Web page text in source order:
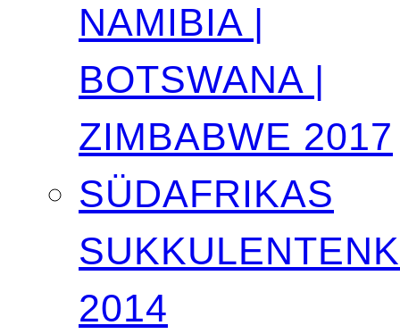
NAMIBIA |
BOTSWANA |
ZIMBABWE 2017
SÜDAFRIKAS
2014